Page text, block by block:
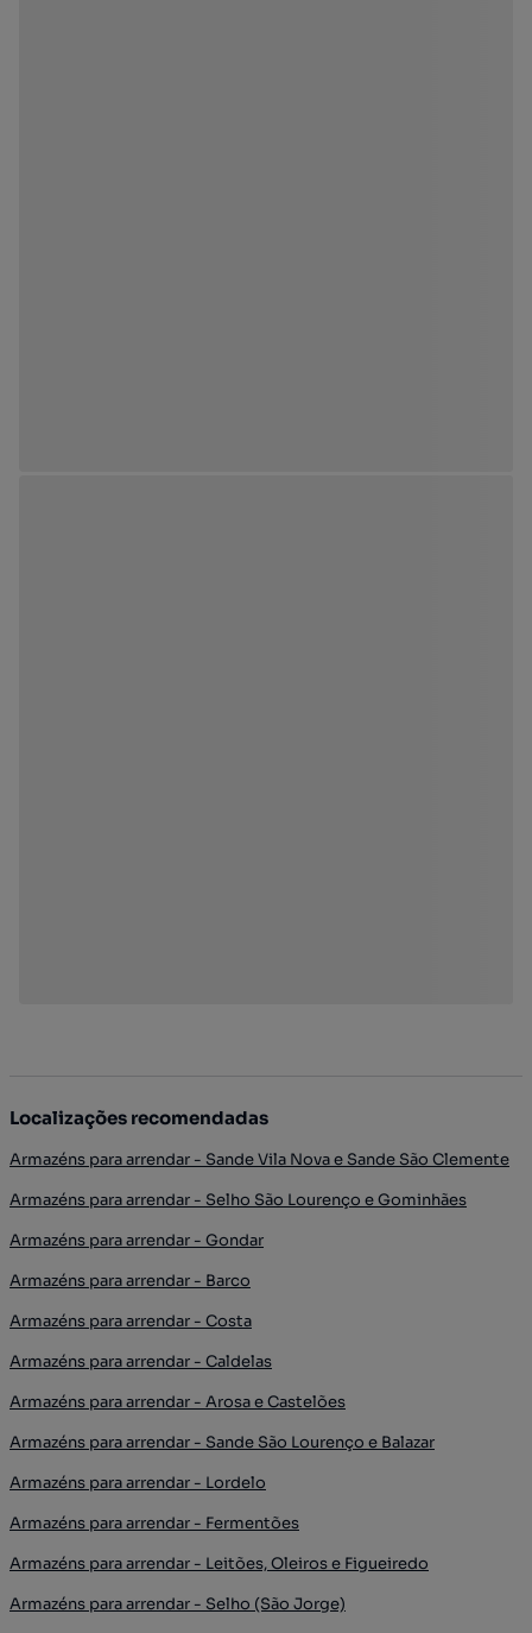
Localizações recomendadas
Armazéns para arrendar - Sande Vila Nova e Sande São Clemente
Armazéns para arrendar - Selho São Lourenço e Gominhães
Armazéns para arrendar - Gondar
Armazéns para arrendar - Barco
Armazéns para arrendar - Costa
Armazéns para arrendar - Caldelas
Armazéns para arrendar - Arosa e Castelões
Armazéns para arrendar - Sande São Lourenço e Balazar
Armazéns para arrendar - Lordelo
Armazéns para arrendar - Fermentões
Armazéns para arrendar - Leitões, Oleiros e Figueiredo
Armazéns para arrendar - Selho (São Jorge)